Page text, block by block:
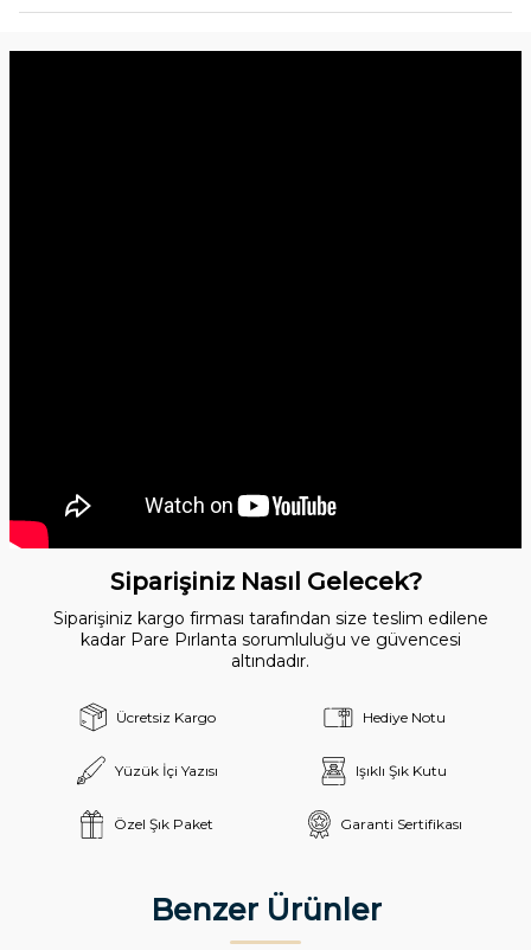
Siparişiniz Nasıl Gelecek?
Siparişiniz kargo firması tarafından size teslim edilene
kadar Pare Pırlanta sorumluluğu ve güvencesi
altındadır.
Ücretsiz Kargo Hediye Notu
Yüzük İçi Yazısı Işıklı Şık Kutu
Özel Şık Paket Garanti Sertifikası
Benzer Ürünler